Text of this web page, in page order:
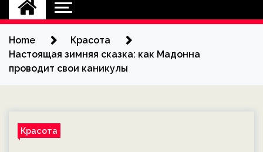
Home
Красота
Настоящая зимняя сказка: как Мадонна
проводит свои каникулы
Красота